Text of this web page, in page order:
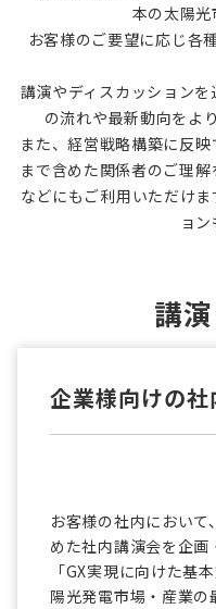
本の太陽光
お客様のご要望に応じ各
講演やディスカッション
の流れや最新動向をよ
また、経営戦略構築に反
まで含めた関係者のご理
などにもご利用いただけ
ョン
講
企業様向けの
お客様の社内におい
めた社内講演会を企
「GX実現に向けた基
陽光発電市場・産業